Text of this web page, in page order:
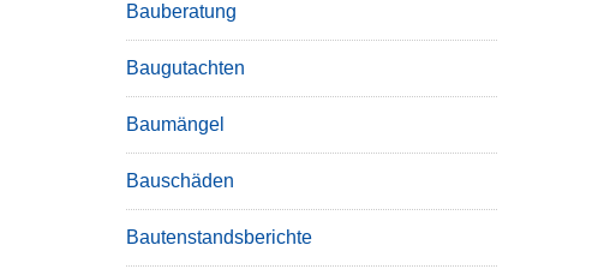
Bauberatung
Baugutachten
Baumängel
Bauschäden
Bautenstandsberichte